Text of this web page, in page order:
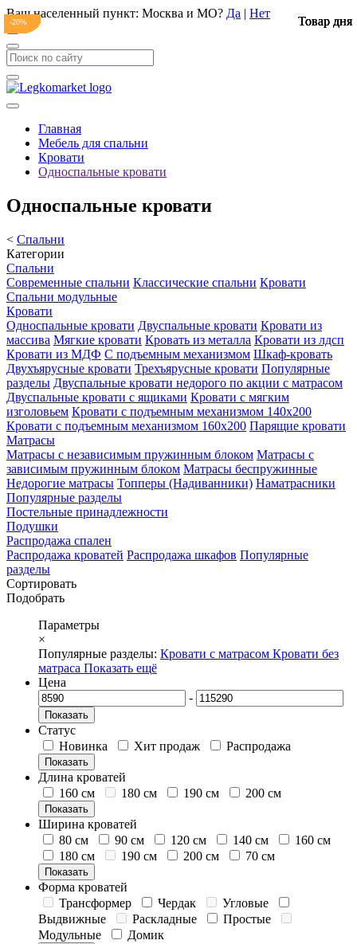
Ваш населенный пункт: Москва и МО? Да | Нет
Главная
Мебель для спальни
Кровати
Односпальные кровати
Односпальные кровати
< Спальни
Категории
Спальни
Современные спальни Классические спальни Кровати
Спальни модульные
Кровати
Односпальные кровати Двуспальные кровати Кровати из
массива Мягкие кровати Кровать из металла Кровати из лдсп
Кровати из МДФ С подъемным механизмом Шкаф-кровать
Двухъярусные кровати Трехъярусные кровати Популярные
разделы Двуспальные кровати недорого по акции с матрасом
Двуспальные кровати с ящиками Кровати с мягким
изголовьем Кровати с подъемным механизмом 140х200
Кровати с подъемным механизмом 160х200 Парящие кровати
Матрасы
Матрасы с независимым пружинным блоком Матрасы с
зависимым пружинным блоком Матрасы беспружинные
Недорогие матрасы Топперы (Надиванники) Наматрасники
Популярные разделы
Постельные принадлежности
Подушки
Распродажа спален
Распродажа кроватей Распродажа шкафов Популярные
разделы
Сортировать
Подобрать
Параметры
×
Популярные разделы: Кровати с матрасом Кровати без
матраса Показать ещё
Цена
-
Показать
Статус
Новинка
Хит продаж Распродажа
Показать
Длина кроватей
160 см
180 см 190 см 200 см
Показать
Ширина кроватей
80 см
90 см 120 см 140 см
160 см
180 см
190 см 200 см 70 см
Показать
Форма кроватей
Трансформер
Чердак
Угловые
Выдвижные
Раскладные
Простые
Модульные
Домик
-20% Товар дня
-20% Товар дня
-20% Товар дня
-20% Товар дня
-20%
-20%
-20%
-20%
-20%
-20%